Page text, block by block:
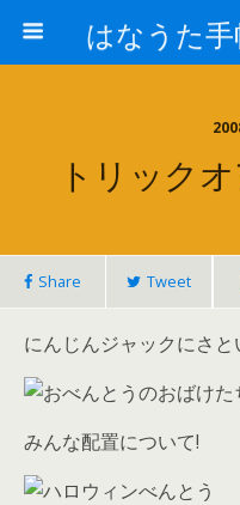
トリック
Share Tweet
にんじんジャックにさと
みんな配置について!